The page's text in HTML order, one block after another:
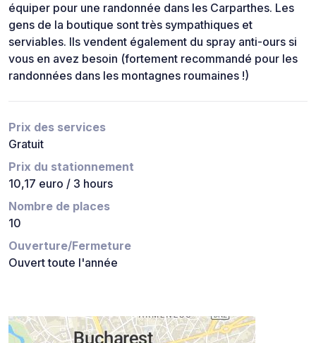
équiper pour une randonnée dans les Carparthes. Les
gens de la boutique sont très sympathiques et
serviables. Ils vendent également du spray anti-ours si
vous en avez besoin (fortement recommandé pour les
randonnées dans les montagnes roumaines !)
Prix des services
Gratuit
Prix du stationnement
10,17 euro / 3 hours
Nombre de places
10
Ouverture/Fermeture
Ouvert toute l'année